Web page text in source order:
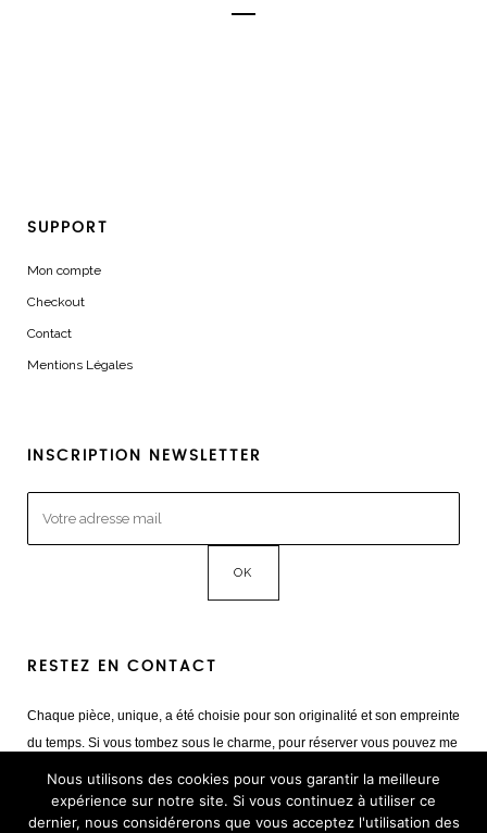
SUPPORT
Mon compte
Checkout
Contact
Mentions Légales
INSCRIPTION NEWSLETTER
RESTEZ EN CONTACT
Chaque pièce, unique, a été choisie pour son originalité et son empreinte
du temps. Si vous tombez sous le charme, pour réserver vous pouvez me
contacter
Mail :giulia@cestvintage.com
Tél : +33(0) 6 22 65 93 17
Nous utilisons des cookies pour vous garantir la meilleure
expérience sur notre site. Si vous continuez à utiliser ce
dernier, nous considérerons que vous acceptez l'utilisation des